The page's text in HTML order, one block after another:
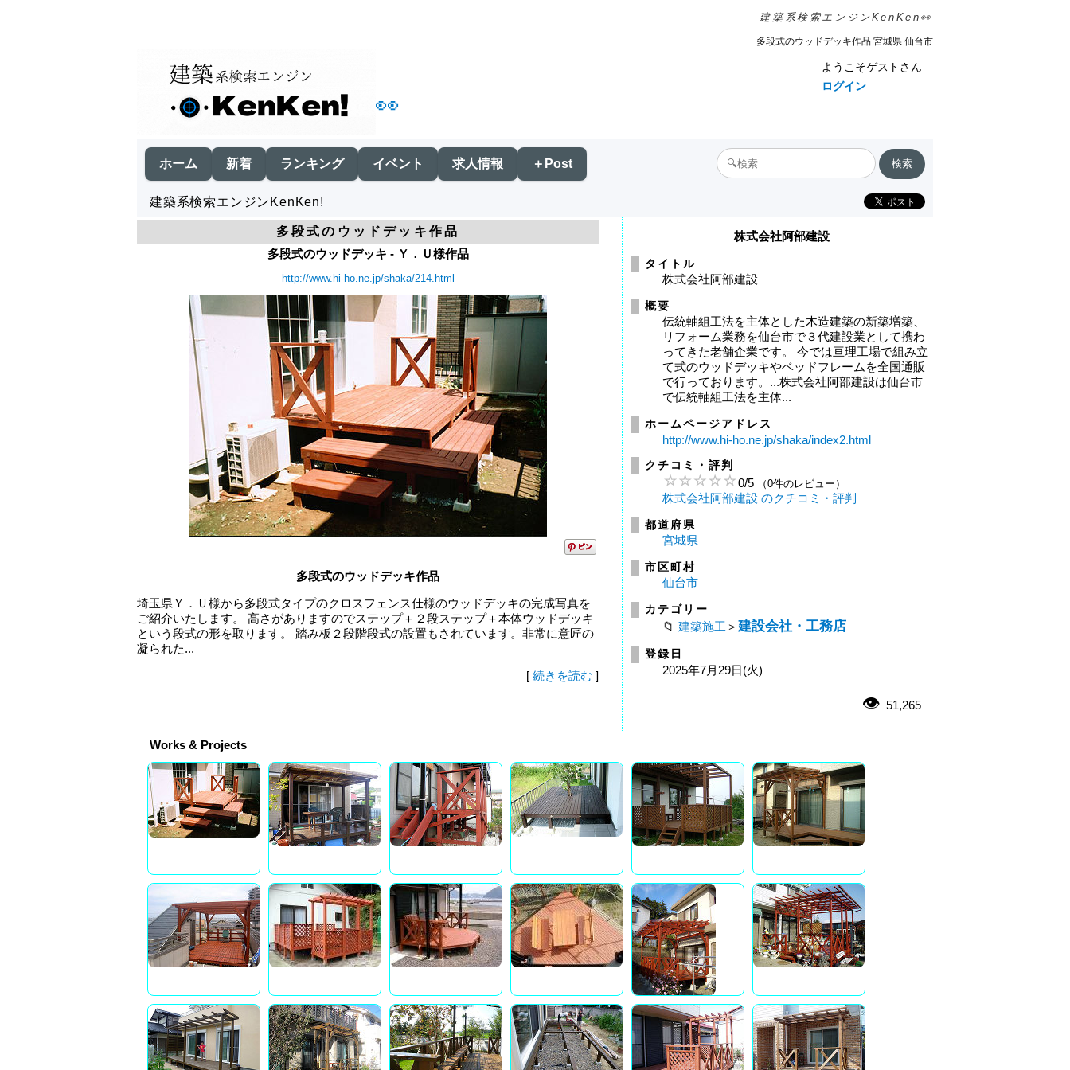
建築系検索エンジンKenKen👀
多段式のウッドデッキ作品 宮城県 仙台市
👀
ようこそゲストさん
ログイン
ホーム 新着 ランキング イベント 求人情報 ＋Post
建築系検索エンジンKenKen!
多段式のウッドデッキ作品
多段式のウッドデッキ - Ｙ．Ｕ様作品
http://www.hi-ho.ne.jp/shaka/214.html
多段式のウッドデッキ作品
埼玉県Ｙ．Ｕ様から多段式タイプのクロスフェンス仕様のウッドデッキの完成写真を
ご紹介いたします。 高さがありますのでステップ＋２段ステップ＋本体ウッドデッキ
という段式の形を取ります。 踏み板２段階段式の設置もされています。非常に意匠の
凝られた...
[ 続きを読む ]
株式会社阿部建設
タイトル
株式会社阿部建設
概要
伝統軸組工法を主体とした木造建築の新築増築、
リフォーム業務を仙台市で３代建設業として携わ
ってきた老舗企業です。 今では亘理工場で組み立
て式のウッドデッキやベッドフレームを全国通販
で行っております。...株式会社阿部建設は仙台市
で伝統軸組工法を主体...
ホームページアドレス
http://www.hi-ho.ne.jp/shaka/index2.html
クチコミ・評判
0/5 （0件のレビュー）
株式会社阿部建設 のクチコミ・評判
都道府県
宮城県
市区町村
仙台市
カテゴリー
建築施工＞ 建設会社・工務店
登録日
2025年7月29日(火)
51,265
Works & Projects